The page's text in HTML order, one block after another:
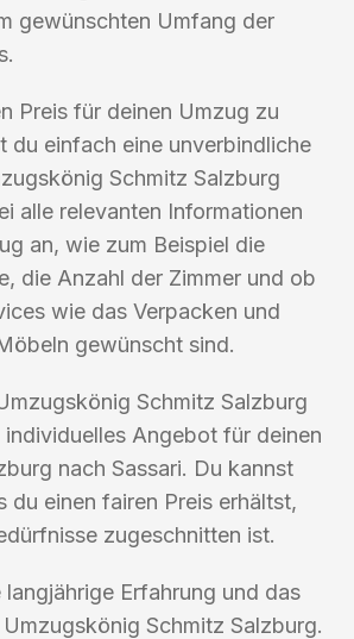
gewünschten Umfang der
Preis für deinen Umzug zu
du einfach eine unverbindliche
Schmitz Salzburg
alle relevanten Informationen
an, wie zum Beispiel die
die Anzahl der Zimmer und ob
wie das Verpacken und
gewünscht sind.
Schmitz Salzburg
individuelles Angebot für deinen
nach Sassari. Du kannst
du einen fairen Preis erhältst,
zugeschnitten ist.
Erfahrung und das
Schmitz Salzburg.